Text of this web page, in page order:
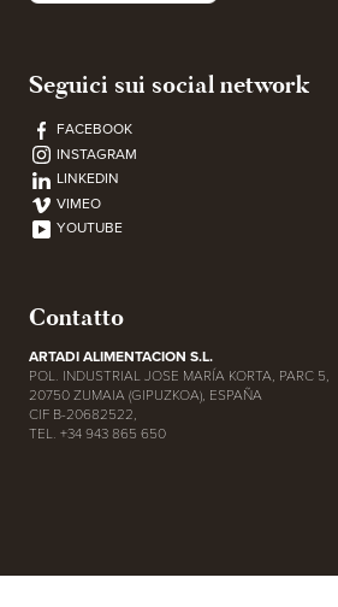
Seguici sui social network
FACEBOOK
INSTAGRAM
LINKEDIN
VIMEO
YOUTUBE
Contatto
ARTADI ALIMENTACION S.L.
POL. INDUSTRIAL JOSE MARÍA KORTA, PARC 5,
20750 ZUMAIA (GIPUZKOA), ESPAÑA
CIF B-20682522,
TEL. +34 943 865 650